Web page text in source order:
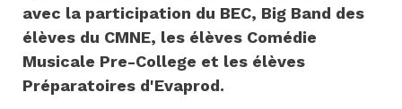
avec la participation du BEC, Big Band des
élèves du CMNE, les élèves Comédie
Musicale Pre-College et les élèves
Préparatoires d'Evaprod.